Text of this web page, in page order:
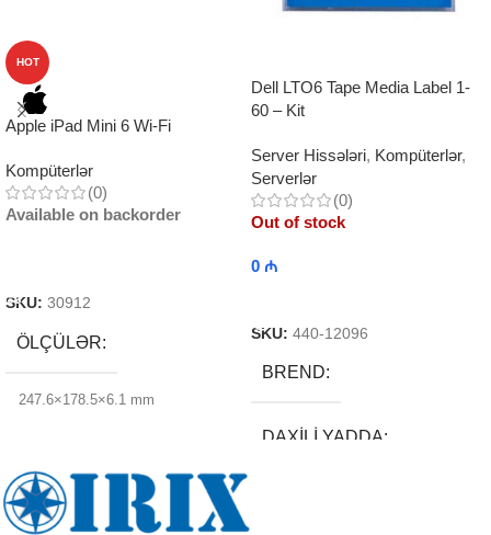
HOT
Apple iPad Mini 6 Wi-Fi
Kompüterlər
(0)
Available on backorder
SKU: 30912
ÖLÇÜLƏR
247.6×178.5×6.1 mm
OPERATIV YADDAŞ
Dell LTO6 Tape Media Label 1-
60 – Kit
Server Hissələri, Kompüterlər,
Serverlər
(0)
Out of stock
0 ₼
SKU: 440-12096
BREND
DAXILI YADDA